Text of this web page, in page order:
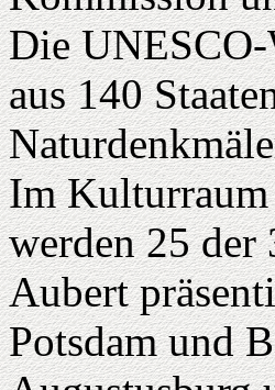
Die UNESCO-
aus 140
Im Kulturraum
werden 25 der
Aubert
Potsdam und